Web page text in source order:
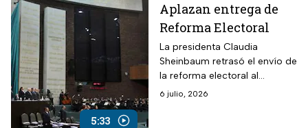
5:33
Aplazan entrega de
Reforma Electoral
La presidenta Claudia
Sheinbaum retrasó el envío de
la reforma electoral al
Congreso tras hacer ajustes
6 julio, 2026